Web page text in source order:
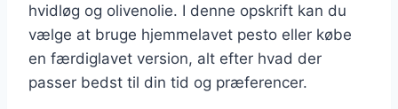
hvidløg og olivenolie. I denne opskrift kan du
vælge at bruge hjemmelavet pesto eller købe
en færdiglavet version, alt efter hvad der
passer bedst til din tid og præferencer.